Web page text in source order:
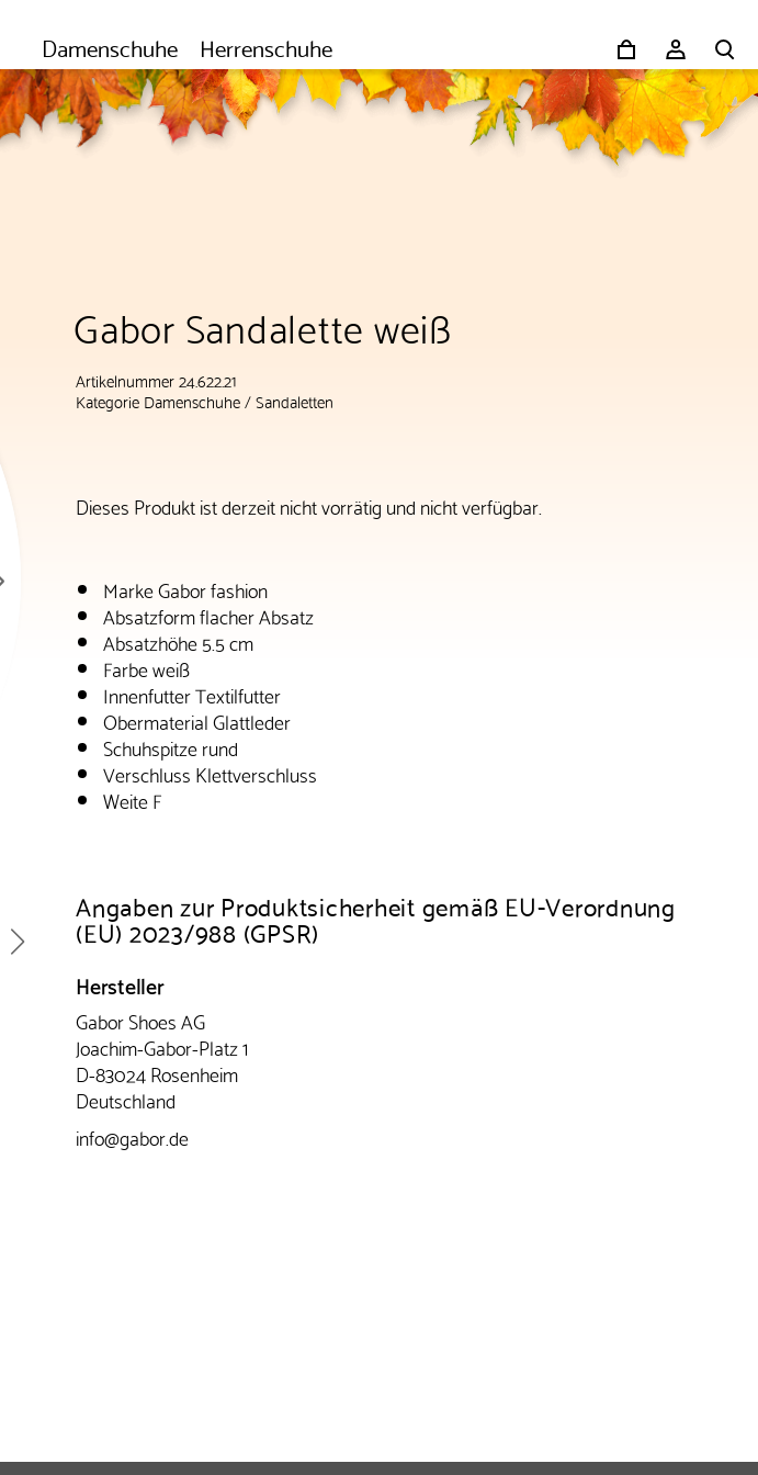
Damenschuhe Herrenschuhe
Gabor Sandalette weiß
Artikelnummer 24.622.21
KategorieDamenschuhe/Sandaletten
Dieses Produkt ist derzeit nicht vorrätig und nicht verfügbar.
Marke Gabor fashion
Absatzform flacher Absatz
Absatzhöhe 5.5 cm
Farbe weiß
Innenfutter Textilfutter
Obermaterial Glattleder
Schuhspitze rund
Verschluss Klettverschluss
Weite F
Angaben zur Produktsicherheit gemäß EU-Verordnung
(EU) 2023/988 (GPSR)
Hersteller
Gabor Shoes AG
Joachim-Gabor-Platz 1
D-83024 Rosenheim
Deutschland
info@gabor.de